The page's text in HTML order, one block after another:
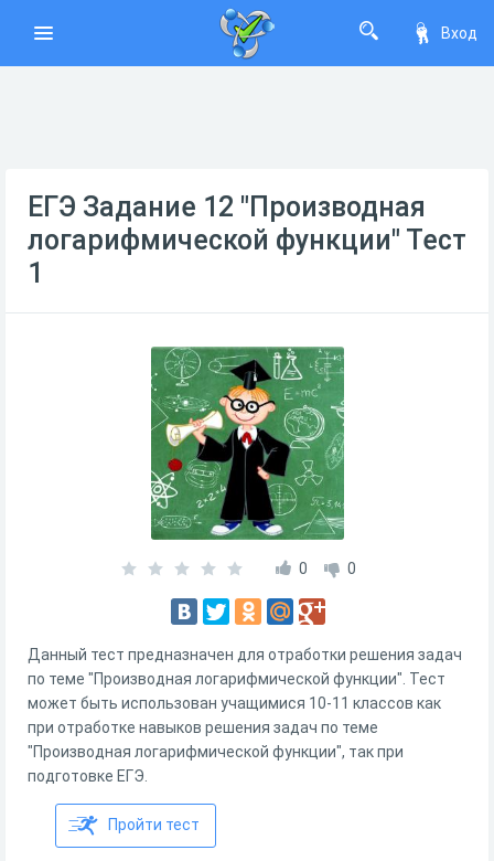
Вход
ЕГЭ Задание 12 "Производная
логарифмической функции" Тест
1
0 0
Данный тест предназначен для отработки решения задач
по теме "Производная логарифмической функции". Тест
может быть использован учащимися 10-11 классов как
при отработке навыков решения задач по теме
"Производная логарифмической функции", так при
подготовке ЕГЭ.
Пройти тест